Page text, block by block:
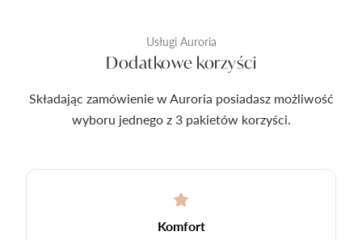
Usługi Auroria
Dodatkowe korzyści
Składając zamówienie w Auroria posiadasz możliwość
wyboru jednego z 3 pakietów korzyści.
Komfort